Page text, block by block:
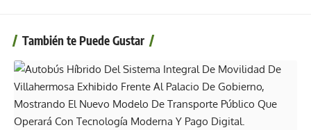
También te Puede Gustar